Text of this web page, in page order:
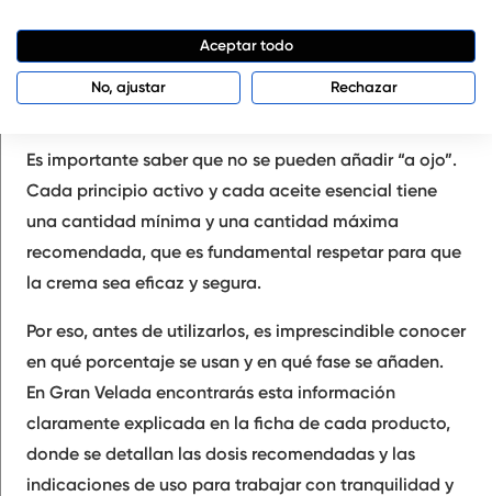
parte de la estructura básica de la crema, sino que se
incorporan en pequeñas cantidades para
personalizarla según las necesidades de cada piel.
Es importante saber que no se pueden añadir “a ojo”.
Cada principio activo y cada aceite esencial tiene
una cantidad mínima y una cantidad máxima
recomendada, que es fundamental respetar para que
la crema sea eficaz y segura.
Por eso, antes de utilizarlos, es imprescindible conocer
en qué porcentaje se usan y en qué fase se añaden.
En Gran Velada encontrarás esta información
claramente explicada en la ficha de cada producto,
donde se detallan las dosis recomendadas y las
indicaciones de uso para trabajar con tranquilidad y
Aceptar todo
No, ajustar Rechazar